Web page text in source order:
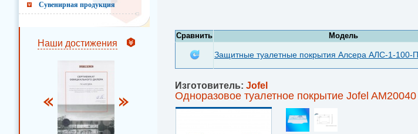
Сравнить Модель
Защитные туалетные покрытия Алсера АЛС-1-100-
Изготовитель: Jofel
Одноразовое туалетное покрытие Jofel AM20040
Сувенирная продукция
Наши достижения